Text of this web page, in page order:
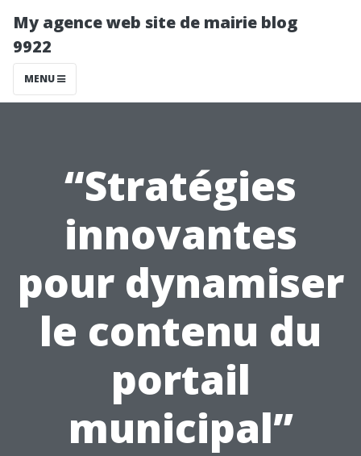
My agence web site de mairie blog
9922
MENU
“Stratégies
innovantes
pour dynamiser
le contenu du
portail
municipal”